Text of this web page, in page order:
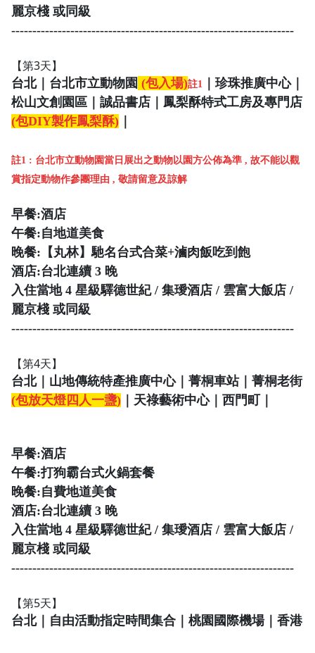
麗京棧 或同級
-------------------------------------------------------------------
【第3天】
台北｜台北市立動物園 (包入場)註1
｜珍珠推廣中心｜
松山文創園區｜誠品書店｜鳳梨酥特式工房及專門店
(包DIY製作鳳梨酥)
註1 : 台北市立動物園當日展出之動物以園方公佈為準 , 故不能以觀
賞指定動物作參團理由 , 敬請留意及諒解
早餐:酒店
午餐:自地道美食
晚餐:【丸林】馳名台式合菜+滷肉飯吃到飽
酒店:台北連續 3 晚
入住當地 4 星級驛德世紀 / 集璦酒店 / 雲富大飯店 /
麗京棧 或同級
-------------------------------------------------------------------
【第4天】
台北｜山地傳統特產推廣中心｜菁桐車站｜菁桐老街
(包放天燈四人一盞) ｜天祿藝術中心｜西門町｜
早餐:酒店
午餐:打狗霸台式火鍋套餐
晚餐:自費地道美食
酒店:台北連續 3 晚
入住當地 4 星級驛德世紀 / 集璦酒店 / 雲富大飯店 /
麗京棧 或同級
-------------------------------------------------------------------
【第5天】
台北｜自由活動指定時間集合｜桃園國際機場｜香港